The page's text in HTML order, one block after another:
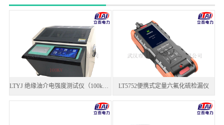
LTYJ 绝缘油介电强度测试仪（100kv单杯） LT5752便携式定量六氟化硫检漏仪